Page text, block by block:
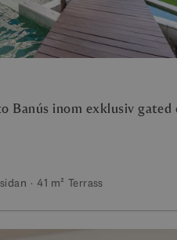
Banús inom exklusiv
41 m² Terrass